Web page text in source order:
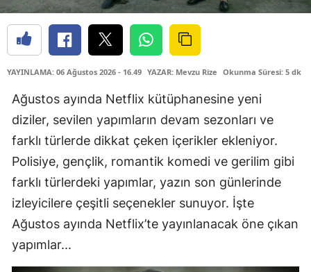
YAYINLAMA: 06 Ağustos 2026 - 16.49 YAZAR: Mevzu Rize Okunma Süresi: 5 dk
Ağustos ayında Netflix kütüphanesine yeni
diziler, sevilen yapımların devam sezonları ve
farklı türlerde dikkat çeken içerikler ekleniyor.
Polisiye, gençlik, romantik komedi ve gerilim gibi
farklı türlerdeki yapımlar, yazın son günlerinde
izleyicilere çeşitli seçenekler sunuyor. İşte
Ağustos ayında Netflix’te yayınlanacak öne çıkan
yapımlar...